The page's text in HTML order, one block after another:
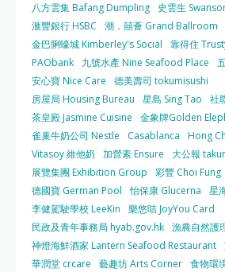
八方雲集 Bafang Dumpling
史雲生
滙豐銀行 HSBC
潮．囍薈 Grand Ballroom
金巴脷蠔城 Kimberley's Social
靠得住
PAObank
九號水產 Nine Seafood Place
安心寶 Nice Care
德美壽司 tokumisushi
房屋局 Housing Bureau
星島 Sing Tao
社
茶皇殿 Jasmine Cuisine
金象牌Golden
雀巢牛奶公司 Nestle
Casablanca
Hong
Vitasoy 維他奶
加營素 Ensure
大公報
展覽集團 Exhibition Group
彩豐 Choi Fung
德國寶 German Pool
怡保康 Glucerna
星
李健駕駛學校 LeeKin
樂悠咭 JoyYou Card
民政及青年事務局 hyab.gov.hk 漁農自然護
神燈海鮮酒家 Lantern Seafood Restaurant
華潤堂 crcare
藝趣坊 Arts Corner 食物環